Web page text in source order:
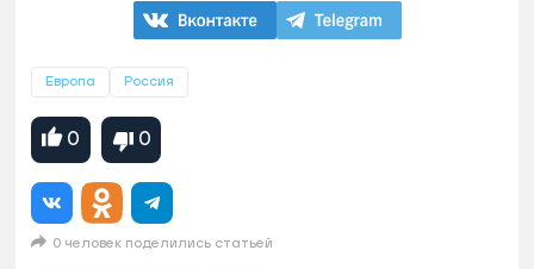
Европа Россия
0 0
0 человек поделились статьей